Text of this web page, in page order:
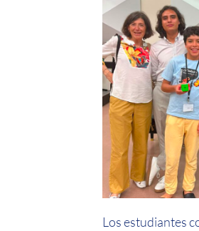
Los estudiantes